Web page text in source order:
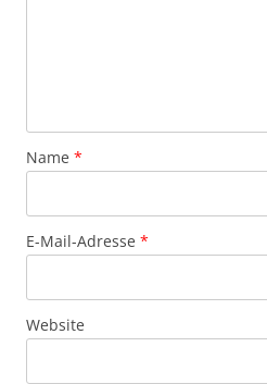
Name *
E-Mail-Adresse *
Website